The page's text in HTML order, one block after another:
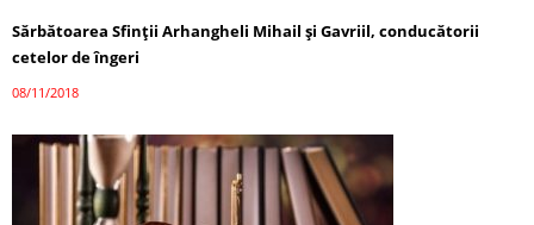
Sărbătoarea Sfinții Arhangheli Mihail şi Gavriil, conducătorii
cetelor de îngeri
08/11/2018